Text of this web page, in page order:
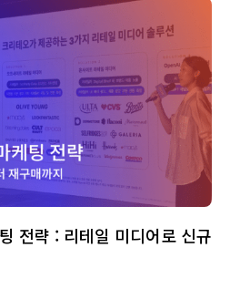
전략 : 리테일 미디어로 신규